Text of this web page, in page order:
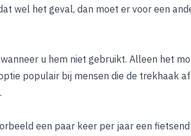
wel het geval, dan moet er voor een
u hem niet gebruikt. Alleen het
populair bij mensen die de trekhaak
een paar keer per jaar een